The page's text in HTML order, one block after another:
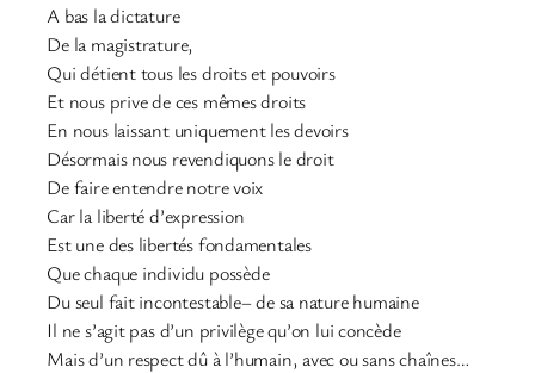
A bas la dictature
De la magistrature,
Qui détient tous les droits et pouvoirs
Et nous prive de ces mêmes droits
En nous laissant uniquement les devoirs
Désormais nous revendiquons le droit
De faire entendre notre voix
Car la liberté d’expression
Est une des libertés fondamentales
Que chaque individu possède
Du seul fait incontestable– de sa nature humaine
Il ne s’agit pas d’un privilège qu’on lui concède
Mais d’un respect dû à l’humain, avec ou sans chaînes…